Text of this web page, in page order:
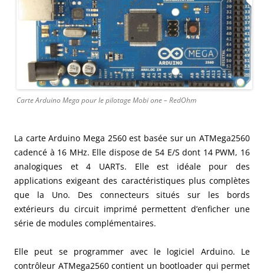
Carte Arduino Mega pour le pilotage Mobi one – RedOhm
La carte Arduino Mega 2560 est basée sur un ATMega2560
cadencé à 16 MHz. Elle dispose de 54 E/S dont 14 PWM, 16
analogiques et 4 UARTs. Elle est idéale pour des
applications exigeant des caractéristiques plus complètes
que la Uno. Des connecteurs situés sur les bords
extérieurs du circuit imprimé permettent d’enficher une
série de modules complémentaires.
Elle peut se programmer avec le logiciel Arduino. Le
contrôleur ATMega2560 contient un bootloader qui permet